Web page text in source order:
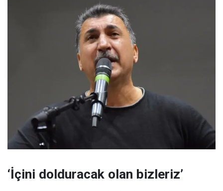
‘İçini dolduracak olan bizleriz’